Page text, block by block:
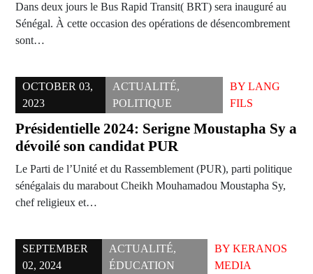
Dans deux jours le Bus Rapid Transit( BRT) sera inauguré au
Sénégal. À cette occasion des opérations de désencombrement
sont…
OCTOBER 03,
2023
ACTUALITÉ,
POLITIQUE
BY LANG
FILS
Présidentielle 2024: Serigne Moustapha Sy a
dévoilé son candidat PUR
Le Parti de l’Unité et du Rassemblement (PUR), parti politique
sénégalais du marabout Cheikh Mouhamadou Moustapha Sy,
chef religieux et…
SEPTEMBER
02, 2024
ACTUALITÉ,
ÉDUCATION
BYKERANOS
MEDIA